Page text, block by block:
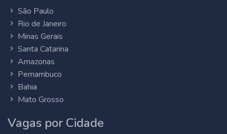
São Paulo
Rio de Janeiro
Minas Gerais
Santa Catarina
Amazonas
Pernambuco
Bahia
Mato Grosso
Vagas por Cidade